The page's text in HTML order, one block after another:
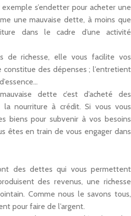
s’endetter pour acheter une
une mauvaise dette, à moins que
dans le cadre d’une activité
de richesse, elle vous facilite vos
des dépenses ; l’entretient
dette c’est d’acheté des
nourriture à crédit. Si vous vous
biens pour subvenir à vos besoins
êtes en train de vous engager dans
des dettes qui vous permettent
des revenus, une richesse
Comme nous le savons tous,
pour faire de l’argent.